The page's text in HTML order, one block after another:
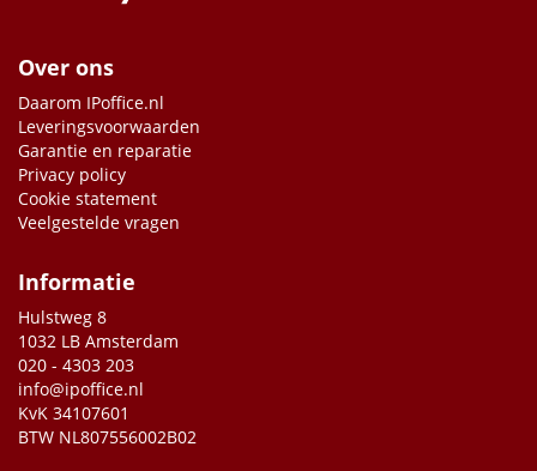
Over ons
Daarom IPoffice.nl
Leveringsvoorwaarden
Garantie en reparatie
Privacy policy
Cookie statement
Veelgestelde vragen
Informatie
Hulstweg 8
1032 LB Amsterdam
020 - 4303 203
info@ipoffice.nl
KvK 34107601
BTW NL807556002B02